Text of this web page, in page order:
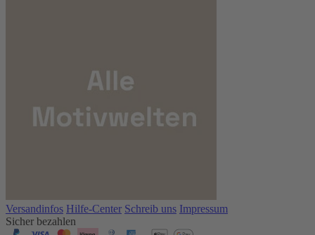
Versandinfos Hilfe-Center Schreib uns Impressum
Sicher bezahlen